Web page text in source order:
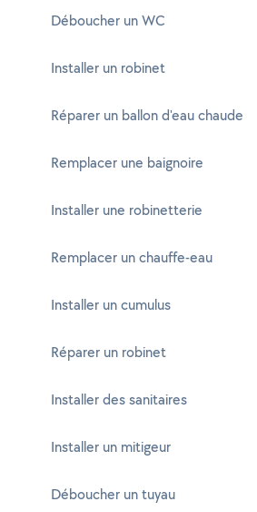
Déboucher un WC
Installer un robinet
Réparer un ballon d'eau chaude
Remplacer une baignoire
Installer une robinetterie
Remplacer un chauffe-eau
Installer un cumulus
Réparer un robinet
Installer des sanitaires
Installer un mitigeur
Déboucher un tuyau